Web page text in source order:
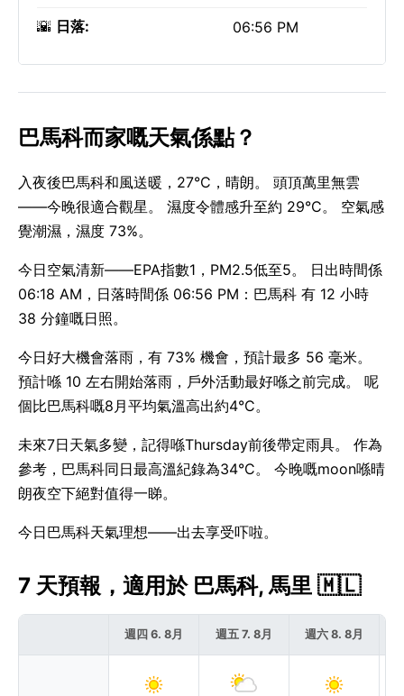
🌇 日落: 06:56 PM
巴馬科而家嘅天氣係點？
入夜後巴馬科和風送暖，27°C，晴朗。 頭頂萬里無雲
——今晚很適合觀星。 濕度令體感升至約 29°C。 空氣感
覺潮濕，濕度 73%。
今日空氣清新——EPA指數1，PM2.5低至5。 日出時間係
06:18 AM，日落時間係 06:56 PM：巴馬科 有 12 小時
38 分鐘嘅日照。
今日好大機會落雨，有 73% 機會，預計最多 56 毫米。
預計喺 10 左右開始落雨，戶外活動最好喺之前完成。 呢
個比巴馬科嘅8月平均氣溫高出約4°C。
未來7日天氣多變，記得喺Thursday前後帶定雨具。 作為
參考，巴馬科同日最高溫紀錄為34°C。 今晚嘅moon喺晴
朗夜空下絕對值得一睇。
今日巴馬科天氣理想——出去享受吓啦。
7 天預報，適用於 巴馬科, 馬里 🇲🇱
週四 6. 8月 週五 7. 8月 週六 8. 8月